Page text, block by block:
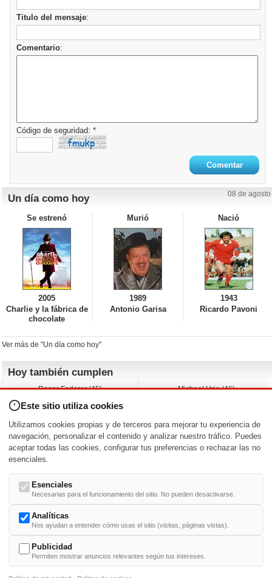
Titulo del mensaje:
Comentario:
Código de seguridad: *
Un día como hoy 08 de agosto
Se estrenó
2005
Charlie y la fábrica de
chocolate
Murió
1989
Antonio Garisa
Nació
1943
Ricardo Pavoni
Ver más de "Un día como hoy"
Hoy también cumplen
Roger Federer (45)
Dustin Hoffman (89)
Martin Brest (75)
Adam Roarke (89)
Michael Urie (46)
Jimmy Jean-Louis (58)
Ken Baumann (37)
Nacimientos y estrenos en la fecha
DD/MM /
-U- V- W- X - -
Este sitio utiliza cookies
Utilizamos cookies propias y de terceros para mejorar tu experiencia de
navegación, personalizar el contenido y analizar nuestro tráfico. Puedes
aceptar todas las cookies, configurar tus preferencias o rechazar las no
esenciales.
Esenciales
Necesarias para el funcionamiento del sitio. No pueden desactivarse.
Analíticas
Nos ayudan a entender cómo usas el sitio (visitas, páginas vistas).
Publicidad
Permiten mostrar anuncios relevantes según tus intereses.